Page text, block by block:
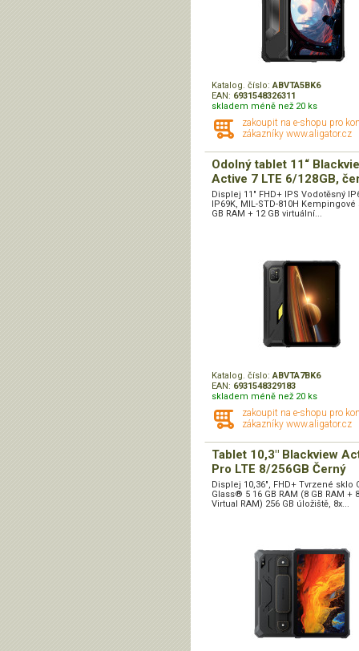
Katalog. číslo:ABVTA5BK6
EAN: 6931548326311
skladem méně než 20 ks
zakoupit na e-shopu pro
zákazníky www.aligator.cz
Odolný tablet 11“
Active 7 LTE 6/128GB,
Displej 11" FHD+ IPS Vodotěsný
IP69K, MIL-STD-810H Kempingové
GB RAM + 12 GB virtuální...
Katalog. číslo:ABVTA7BK6
EAN: 6931548329183
skladem méně než 20 ks
zakoupit na e-shopu pro
zákazníky www.aligator.cz
Tablet 10,3" Blackview
Pro LTE 8/256GB Černý
Displej 10,36", FHD+ Tvrzené sklo
Glass® 5 16 GB RAM (8 GB RAM +
Virtual RAM) 256 GB úložiště, 8x...